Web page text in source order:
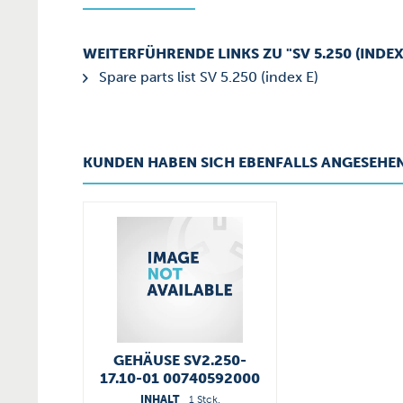
WEITERFÜHRENDE LINKS ZU "SV 5.250
Spare parts list SV 5.250 (index E)
KUNDEN HABEN SICH EBENFALLS
GEHÄUSE SV2.250-
17.10-01 00740592000
INHALT 1 Stck.